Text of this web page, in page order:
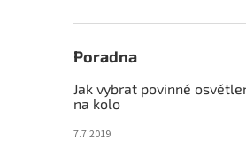
Poradna
Jak vybrat povinné
na kolo
7.7.2019